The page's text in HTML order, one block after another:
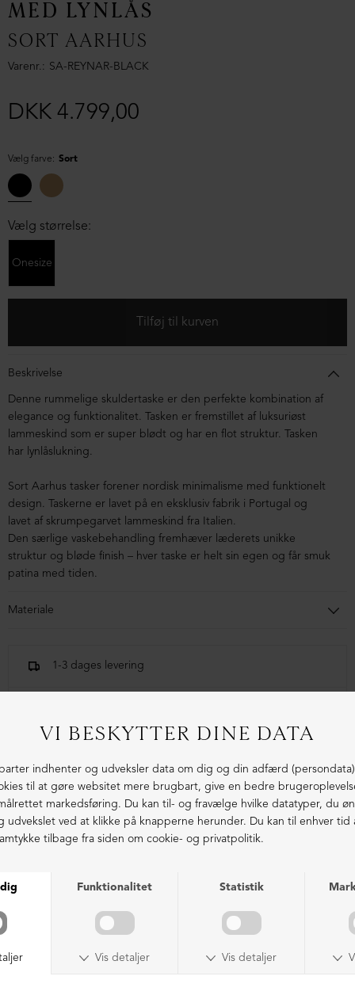
MED LYNLÅS
SORT AARHUS
Varenr. SA-REYNAR-BLACK
DKK 4.799,00
Vælg farve: Sort
Vælg størrelse:
Onesize
Beskrivelse
Denne rummelige skuldertaske er den perfekte kombination af
elegance og funktionalitet. Tasken er fremstillet af luksuriøst
lammeskind som er super blødt og har en flot struktur. Tasken
har lynlåslukning.
Sort Aarhus tasker forener nordisk minimalisme med funktionelt
design. Taskerne er lavet på en eksklusiv fabrik i Portugal og
lavet af skrumpegarvet lammeskind fra Italien.
Den særlige vaskebehandling fremhæver læderets unikke
struktur og bløde finish – hver taske er helt sin egen og får smuk
patina med tiden.
Materiale
1-3 dages levering
LIGNENDE PRODUKTER